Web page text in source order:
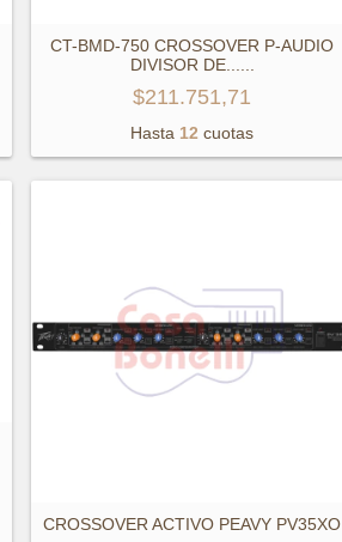
CT-BMD-750 CROSSOVER P-AUDIO
DIVISOR DE...
$211.751,71
Hasta 12 cuotas
CROSSOVER ACTIVO PEAVY PV35XO